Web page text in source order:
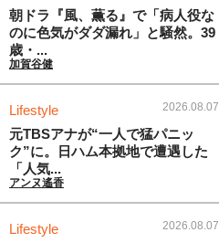
朝ドラ『風、薫る』で「病人役な
のに色気がダダ漏れ」と騒然。39
歳・...
加賀谷健
Lifestyle 2026.08.07
元TBSアナが“一人で猛パニッ
ク”に。日ハム本拠地で遭遇した
「人気...
アンヌ遙香
Lifestyle 2026.08.07